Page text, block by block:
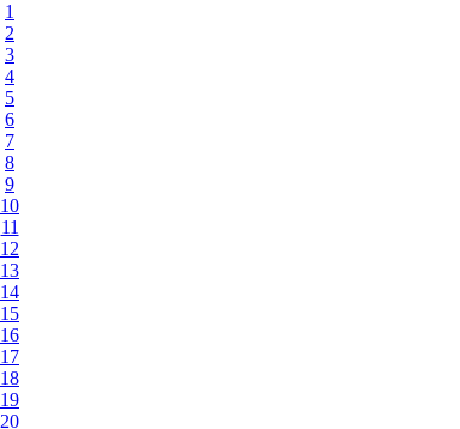
1
2
3
4
5
6
7
8
9
10
11
12
13
14
15
16
17
18
19
20